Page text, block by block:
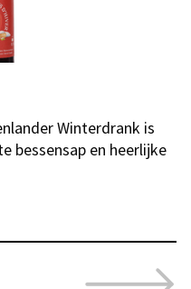
Winterdrank is
bessensap en heerlijke